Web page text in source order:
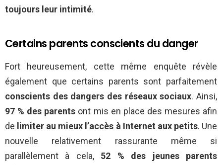
toujours leur intimité.
Certains parents conscients du danger
Fort heureusement, cette même enquête révèle
également que certains parents sont parfaitement
conscients des dangers des réseaux sociaux. Ainsi,
97 % des parents ont mis en place des mesures afin
de limiter au mieux l’accès à Internet aux petits. Une
nouvelle relativement rassurante même si
parallèlement à cela, 52 % des jeunes parents